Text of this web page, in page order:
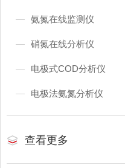
氨氮在线监测仪
硝氮在线分析仪
电极式COD分析仪
电极法氨氮分析仪
查看更多